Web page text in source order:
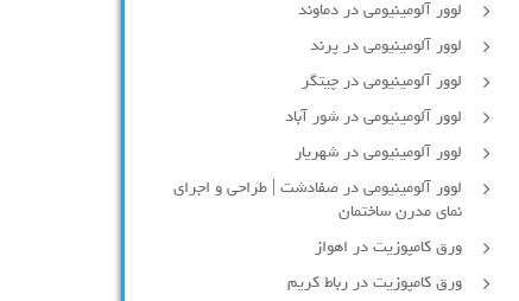
لوور آلومینیومی در دماوند
لوور آلومینیومی در پرند
لوور آلومینیومی در چیتگر
لوور آلومینیومی در شور آباد
لوور آلومينيومي در شهريار
لوور آلومینیومی در صفادشت | طراحی و اجرای
نمای مدرن ساختمان
ورق کامپوزیت در اهواز
ورق کامپوزیت در رباط کریم